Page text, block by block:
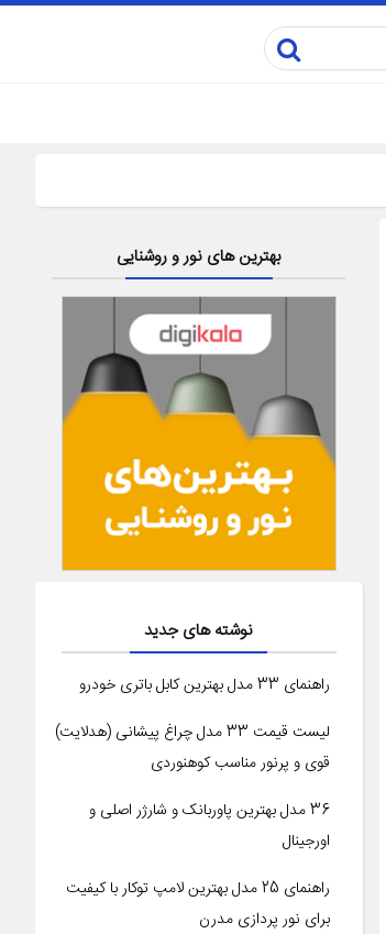
بهترین های نور و روشنایی
نوشته های جدید
راهنمای 33 مدل بهترین کابل باتری خودرو
لیست قیمت 33 مدل چراغ پیشانی (هدلایت)
قوی و پرنور مناسب کوهنوردی
36 مدل بهترین پاوربانک و شارژر اصلی و
اورجینال
راهنمای 25 مدل بهترین لامپ توکار با کیفیت
برای نور پردازی مدرن